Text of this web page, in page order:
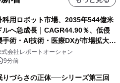
科用ロボット市場、2035年544億米
ルへ急成長｜CAGR44.90％、低侵
手術・AI技術・医療DXが市場拡大を
引
式会社レポートオーシャン
9分前
りづらさの正体──シリーズ第三回